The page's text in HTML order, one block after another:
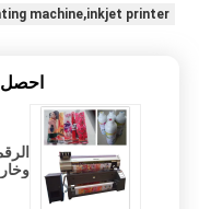
machine,inkjet printer